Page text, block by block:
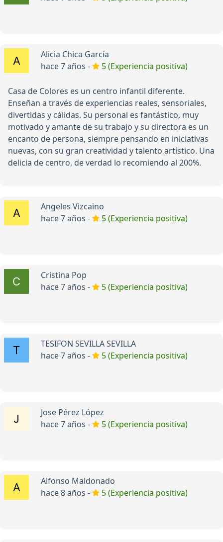
Alicia Chica García
hace 7 años -
5 (Experiencia positiva)
Casa de Colores es un centro infantil diferente.
Enseñan a través de experiencias reales, sensoriales,
divertidas y cálidas. Su personal es fantástico, muy
motivado y amante de su trabajo y su directora es un
encanto de persona, siempre pensando en iniciativas
nuevas, con su gran creatividad y talento artístico. Una
delicia de centro, de verdad lo recomiendo al 200%.
Angeles Vizcaino
hace 7 años -
5 (Experiencia positiva)
Cristina Pop
hace 7 años -
5 (Experiencia positiva)
TESIFON SEVILLA SEVILLA
hace 7 años -
5 (Experiencia positiva)
Jose Pérez López
hace 7 años -
5 (Experiencia positiva)
Alfonso Maldonado
hace 8 años -
5 (Experiencia positiva)